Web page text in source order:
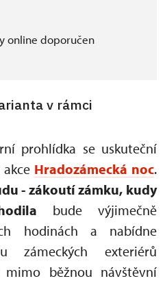
online doporučen
v rámci
prohlídka se uskuteční
Hradozámecká noc.
- zákoutí zámku, kudy
bude výjimečně
hodinách a nabídne
zámeckých exteriérů
běžnou návštěvní